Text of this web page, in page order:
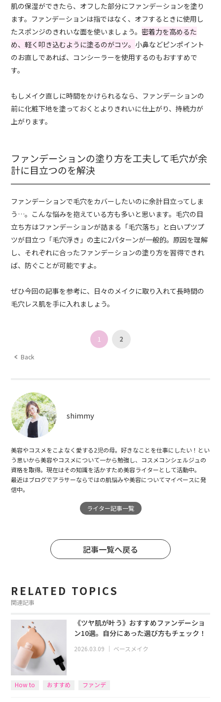
肌の保湿ができたら、オフした部分にファンデーションを塗り
ます。ファンデーションは指ではなく、オフするときに使用し
たスポンジのきれいな面を使いましょう。密着力を高めるた
め、軽く叩き込むように塗るのがコツ。 小鼻などピンポイント
のお直しであれば、コンシーラーを使用するのもおすすめで
す。
もしメイク直しに時間をかけられるなら、ファンデーションの
前に化粧下地を塗っておくとよりきれいに仕上がり、持続力が
上がります。
ファンデーションの塗り方を工夫して毛穴が余
計に目立つのを解決
ファンデーションで毛穴をカバーしたいのに余計目立ってしま
う…。こんな悩みを抱えている方も多いと思います。毛穴の目
立ち方はファンデーションが詰まる「毛穴落ち」と白いプツプ
ツが目立つ「毛穴浮き」の主に2パターンが一般的。原因を理解
し、それぞれに合ったファンデーションの塗り方を習得できれ
ば、防ぐことが可能ですよ。
ぜひ今回の記事を参考に、日々のメイクに取り入れて長時間の
毛穴レス肌を手に入れましょう。
Back
1 2
shimmy
美容やコスメをこよなく愛する2児の母。好きなことを仕事にしたい！とい
う思いから美容やコスメについて一から勉強し、コスメコンシェルジュの
資格を取得。現在はその知識を活かすため美容ライターとして活動中。
最近はブログでアラサーならではの肌悩みや美容についてマイペースに発
信中。
ライター記事一覧
記事一覧へ戻る
RELATED TOPICS
関連記事
《ツヤ肌が叶う》おすすめファンデーショ
ン10選。自分にあった選び方もチェック！
2026.03.09 ベースメイク
How to おすすめ ファンデ